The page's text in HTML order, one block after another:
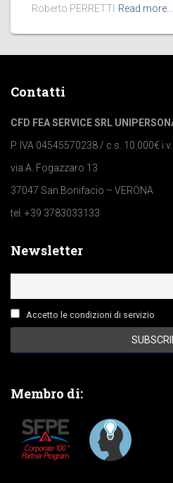
Roberto PERRETTI Read more…
Contatti
CFD FEA SERVICE SRL
P. IVA 04545570238 / c.s. 10.000€ i.v.
via A. Fogazzaro 13
37047 San Bonifacio – VERONA
tel. +39 3783033133
Newsletter
Accetto le condizioni di servizio
Membro di: